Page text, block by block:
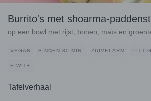
Burrito's met shoarma-
op een bowl met rijst, bonen, maïs en
VEGAN BINNEN 30 MIN. ZUIVELARM
EIWIT+
Tafelverhaal